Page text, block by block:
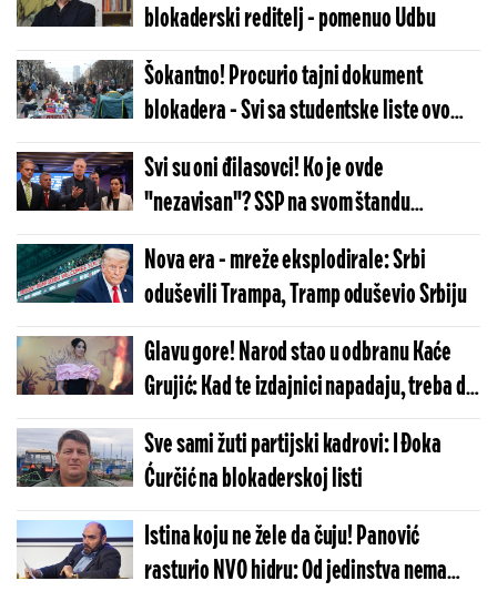
blokaderski reditelj - pomenuo Udbu
Šokantno! Procurio tajni dokument
blokadera - Svi sa studentske liste ovo
moraju da potpišu (FOTO)
Svi su oni đilasovci! Ko je ovde
"nezavisan"? SSP na svom štandu
promoviše blokadere
Nova era - mreže eksplodirale: Srbi
oduševili Trampa, Tramp oduševio Srbiju
Glavu gore! Narod stao u odbranu Kaće
Grujić: Kad te izdajnici napadaju, treba da
ti bude čast (VIDEO)
Sve sami žuti partijski kadrovi: I Đoka
Ćurčić na blokaderskoj listi
Istina koju ne žele da čuju! Panović
rasturio NVO hidru: Od jedinstva nema